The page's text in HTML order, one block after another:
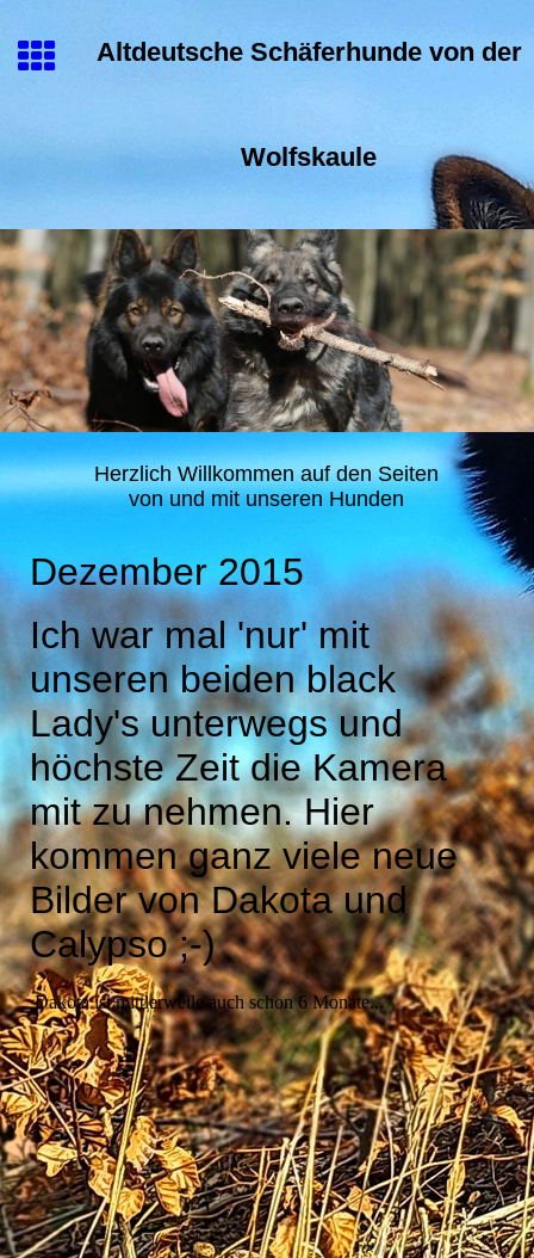
Altdeutsche Schäferhunde von der
Wolfskaule
Herzlich Willkommen auf den Seiten
von und mit unseren Hunden
Dezember 2015
Ich war mal 'nur' mit
unseren beiden black
Lady's unterwegs und
höchste Zeit die Kamera
mit zu nehmen. Hier
kommen ganz viele neue
Bilder von Dakota und
Calypso ;-)
Dakota ist mittlerweile auch schon 6 Monate...